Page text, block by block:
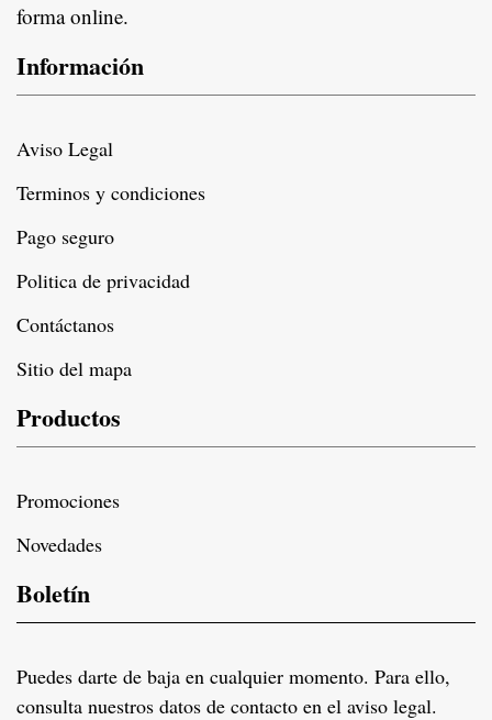
forma online.
Información
Aviso Legal
Terminos y condiciones
Pago seguro
Politica de privacidad
Contáctanos
Sitio del mapa
Productos
Promociones
Novedades
Boletín
Puedes darte de baja en cualquier momento. Para ello,
consulta nuestros datos de contacto en el aviso legal.